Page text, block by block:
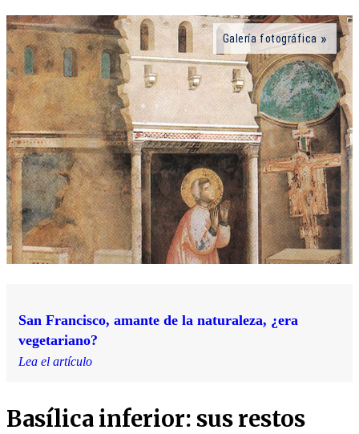
Galería fotográfica
San Francisco, amante de la naturaleza, ¿era
vegetariano?
Lea el artículo
Basílica inferior: sus restos